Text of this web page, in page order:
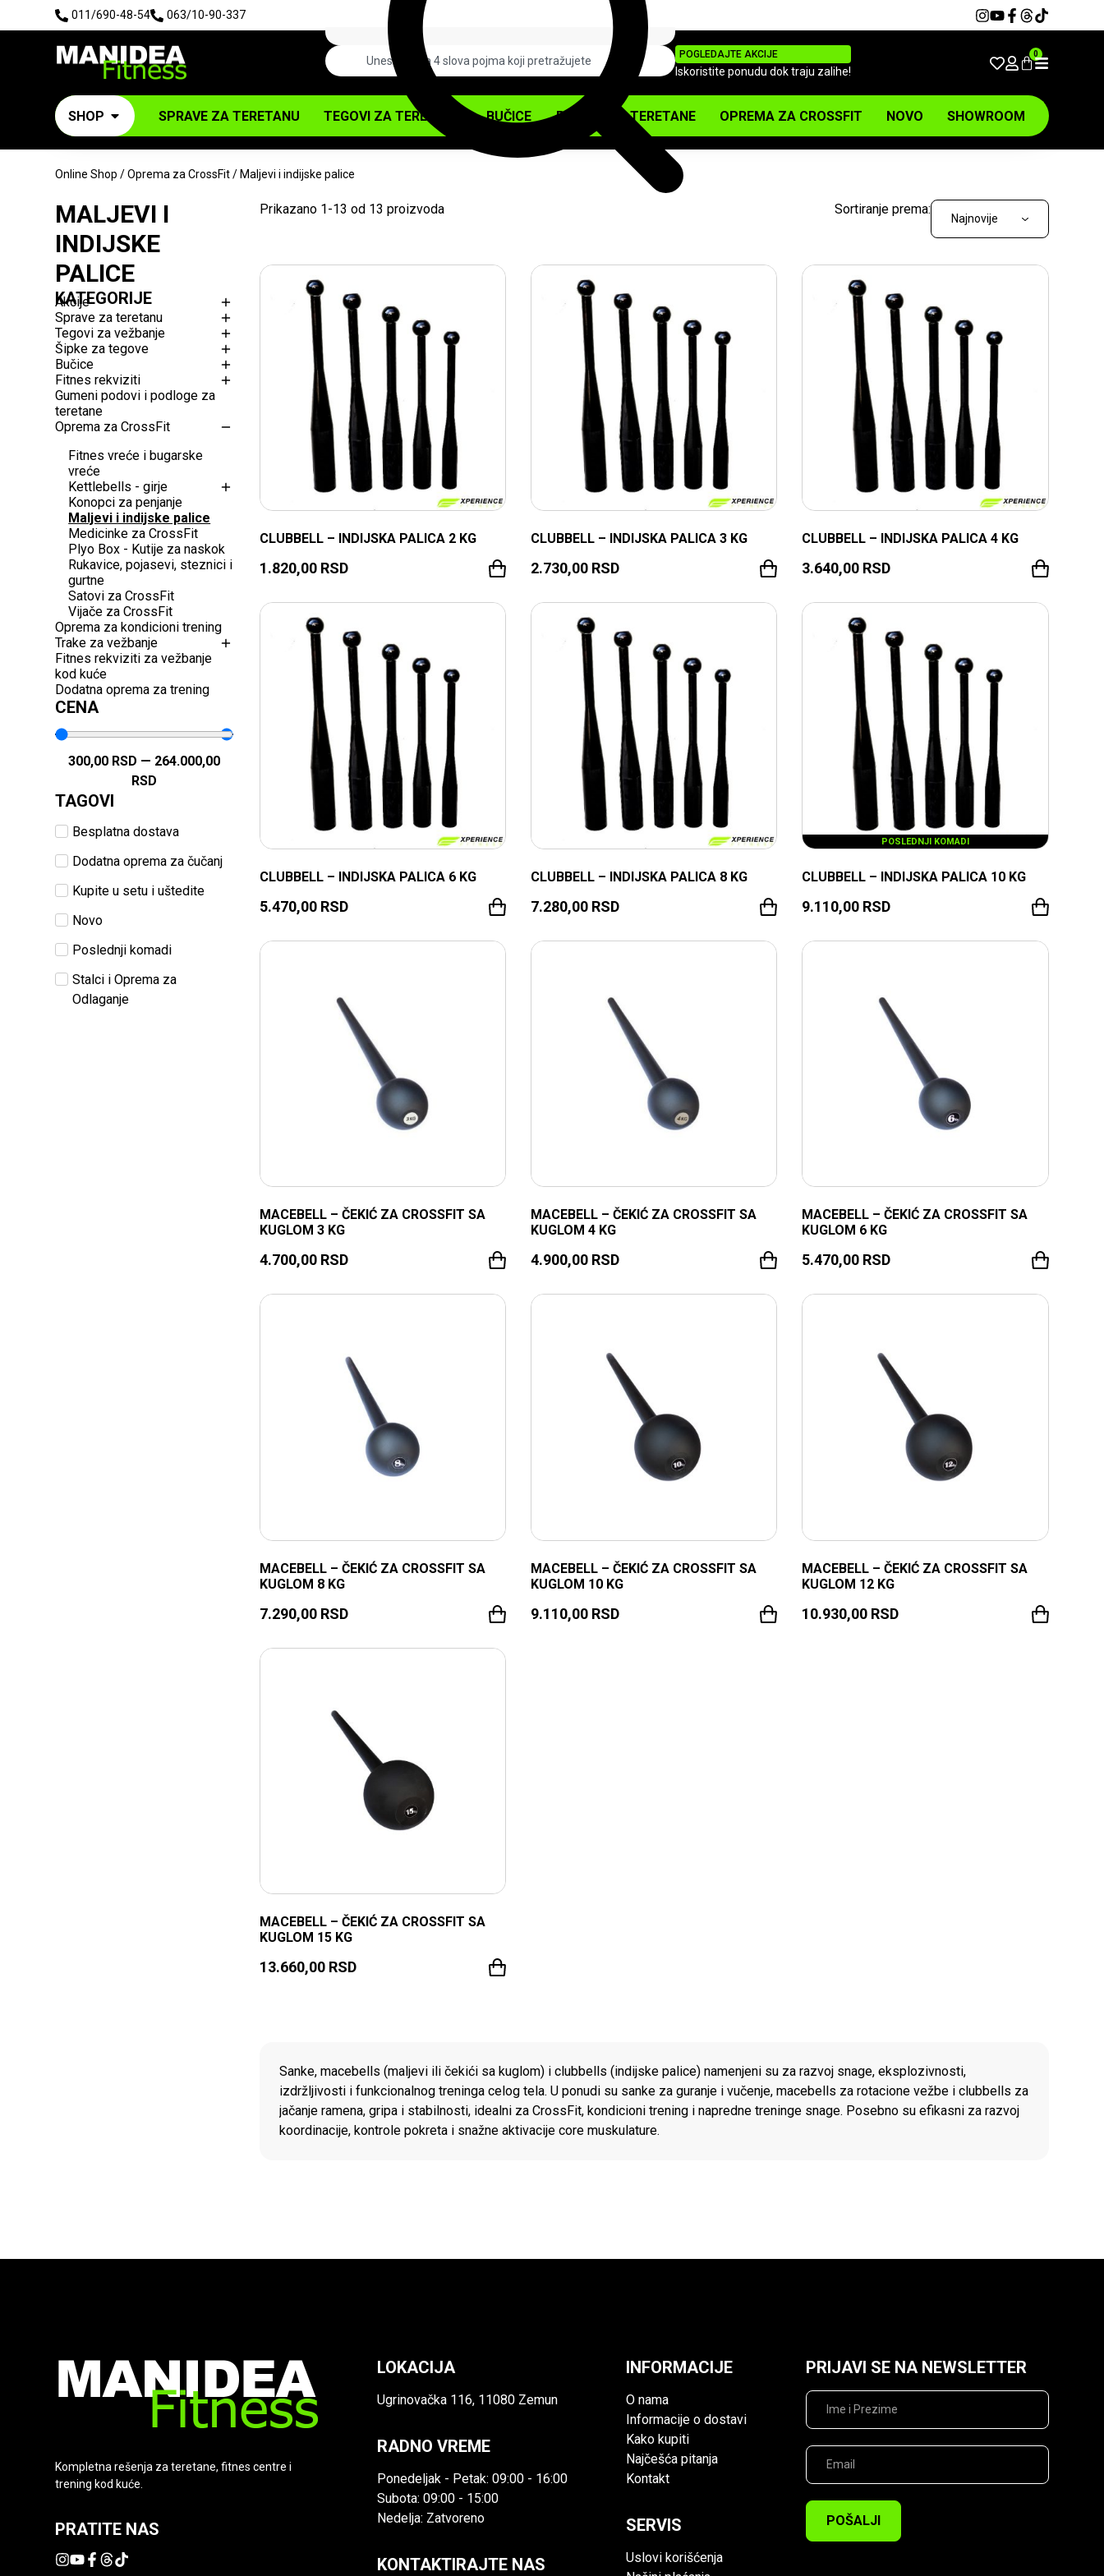
011/690-48-54 063/10-90-337
POGLEDAJTE AKCIJE
Iskoristite ponudu dok traju zalihe!
0
SHOP SPRAVE ZA TERETANU TEGOVI ZA TERETANU BUČICE PODOVI ZA TERETANE OPREMA ZA CROSSFIT NOVO SHOWROOM
Online Shop /Oprema za CrossFit/ Maljevi i indijske palice
MALJEVI I
INDIJSKE
PALICE
KATEGORIJE
Akcije
Sprave za teretanu
Tegovi za vežbanje
Šipke za tegove
Bučice
Fitnes rekviziti
Gumeni podovi i podloge za
teretane
Oprema za CrossFit
Fitnes vreće i bugarske
vreće
Kettlebells - girje
Konopci za penjanje
Maljevi i indijske palice
Medicinke za CrossFit
Plyo Box - Kutije za naskok
Rukavice, pojasevi, steznici i
gurtne
Satovi za CrossFit
Vijače za CrossFit
Oprema za kondicioni trening
Trake za vežbanje
Fitnes rekviziti za vežbanje
kod kuće
Dodatna oprema za trening
CENA
300,00 RSD — 264.000,00
RSD
TAGOVI
Besplatna dostava
Dodatna oprema za čučanj
Kupite u setu i uštedite
Novo
Poslednji komadi
Stalci i Oprema za
Odlaganje
Prikazano 1-13 od 13 proizvoda Sortiranje prema:
CLUBBELL – INDIJSKA PALICA 2 KG
1.820,00 RSD
CLUBBELL – INDIJSKA PALICA 3 KG
2.730,00 RSD
CLUBBELL – INDIJSKA PALICA 4 KG
3.640,00 RSD
CLUBBELL – INDIJSKA PALICA 6 KG
5.470,00 RSD
CLUBBELL – INDIJSKA PALICA 8 KG
7.280,00 RSD
POSLEDNJI KOMADI
CLUBBELL – INDIJSKA PALICA 10 KG
9.110,00 RSD
MACEBELL – ČEKIĆ ZA CROSSFIT SA
KUGLOM 3 KG
4.700,00 RSD
MACEBELL – ČEKIĆ ZA CROSSFIT SA
KUGLOM 4 KG
4.900,00 RSD
TRENUTNO NEDOSTUPNO
MACEBELL – ČEKIĆ ZA CROSSFIT SA
KUGLOM 6 KG
5.470,00 RSD
MACEBELL – ČEKIĆ ZA CROSSFIT SA
KUGLOM 8 KG
7.290,00 RSD
MACEBELL – ČEKIĆ ZA CROSSFIT SA
KUGLOM 10 KG
9.110,00 RSD
MACEBELL – ČEKIĆ ZA CROSSFIT SA
KUGLOM 12 KG
10.930,00 RSD
MACEBELL – ČEKIĆ ZA CROSSFIT SA
KUGLOM 15 KG
13.660,00 RSD
PONUDA PROIZVODA
Sanke, macebells (maljevi ili čekići sa kuglom) i clubbells (indijske palice) namenjeni su za razvoj snage, eksplozivnosti,
izdržljivosti i funkcionalnog treninga celog tela. U ponudi su sanke za guranje i vučenje, macebells za rotacione vežbe i clubbells za
jačanje ramena, gripa i stabilnosti, idealni za CrossFit, kondicioni trening i napredne treninge snage. Posebno su efikasni za razvoj
koordinacije, kontrole pokreta i snažne aktivacije core muskulature.
Kompletna rešenja za teretane, fitnes centre i
trening kod kuće.
PRATITE NAS
LOKACIJA
Ugrinovačka 116, 11080 Zemun
RADNO VREME
Ponedeljak - Petak: 09:00 - 16:00
Subota: 09:00 - 15:00
Nedelja: Zatvoreno
KONTAKTIRAJTE NAS
INFORMACIJE
O nama
Informacije o dostavi
Kako kupiti
Najčešća pitanja
Kontakt
SERVIS
Uslovi korišćenja
PRIJAVI SE NA NEWSLETTER
POŠALJI